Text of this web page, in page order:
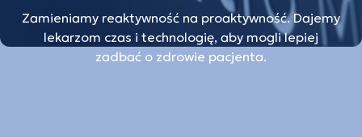
Zamieniamy reaktywność na proaktywność. Dajemy
lekarzom czas i technologię, aby mogli lepiej
zadbać o zdrowie pacjenta.